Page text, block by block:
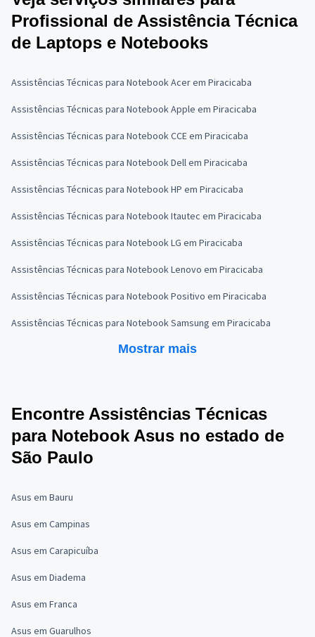
Profissional de Assistência Técnica
de Laptops e Notebooks
Assistências Técnicas para Notebook Acer em Piracicaba
Assistências Técnicas para Notebook Apple em Piracicaba
Assistências Técnicas para Notebook CCE em Piracicaba
Assistências Técnicas para Notebook Dell em Piracicaba
Assistências Técnicas para Notebook HP em Piracicaba
Assistências Técnicas para Notebook Itautec em Piracicaba
Assistências Técnicas para Notebook LG em Piracicaba
Assistências Técnicas para Notebook Lenovo em Piracicaba
Assistências Técnicas para Notebook Positivo em Piracicaba
Assistências Técnicas para Notebook Samsung em Piracicaba
Mostrar mais
Encontre Assistências Técnicas
para Notebook Asus no estado de
São Paulo
Asus em Bauru
Asus em Campinas
Asus em Carapicuíba
Asus em Diadema
Asus em Franca
Asus em Guarulhos